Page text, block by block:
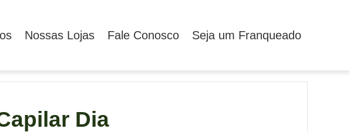
Nossas Lojas Fale Conosco Seja um Franqueado
Dia